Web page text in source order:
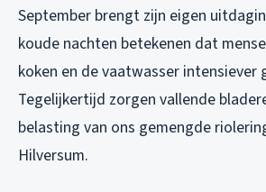
September brengt zijn eigen
koude nachten betekenen dat
koken en de vaatwasser intensiever
Tegelijkertijd zorgen vallende
belasting van ons gemengde
Hilversum.